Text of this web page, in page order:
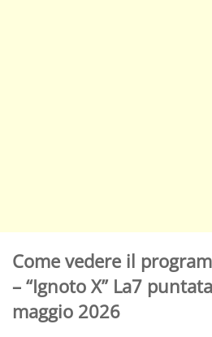
Come vedere il
– “Ignoto X” La7
maggio 2026